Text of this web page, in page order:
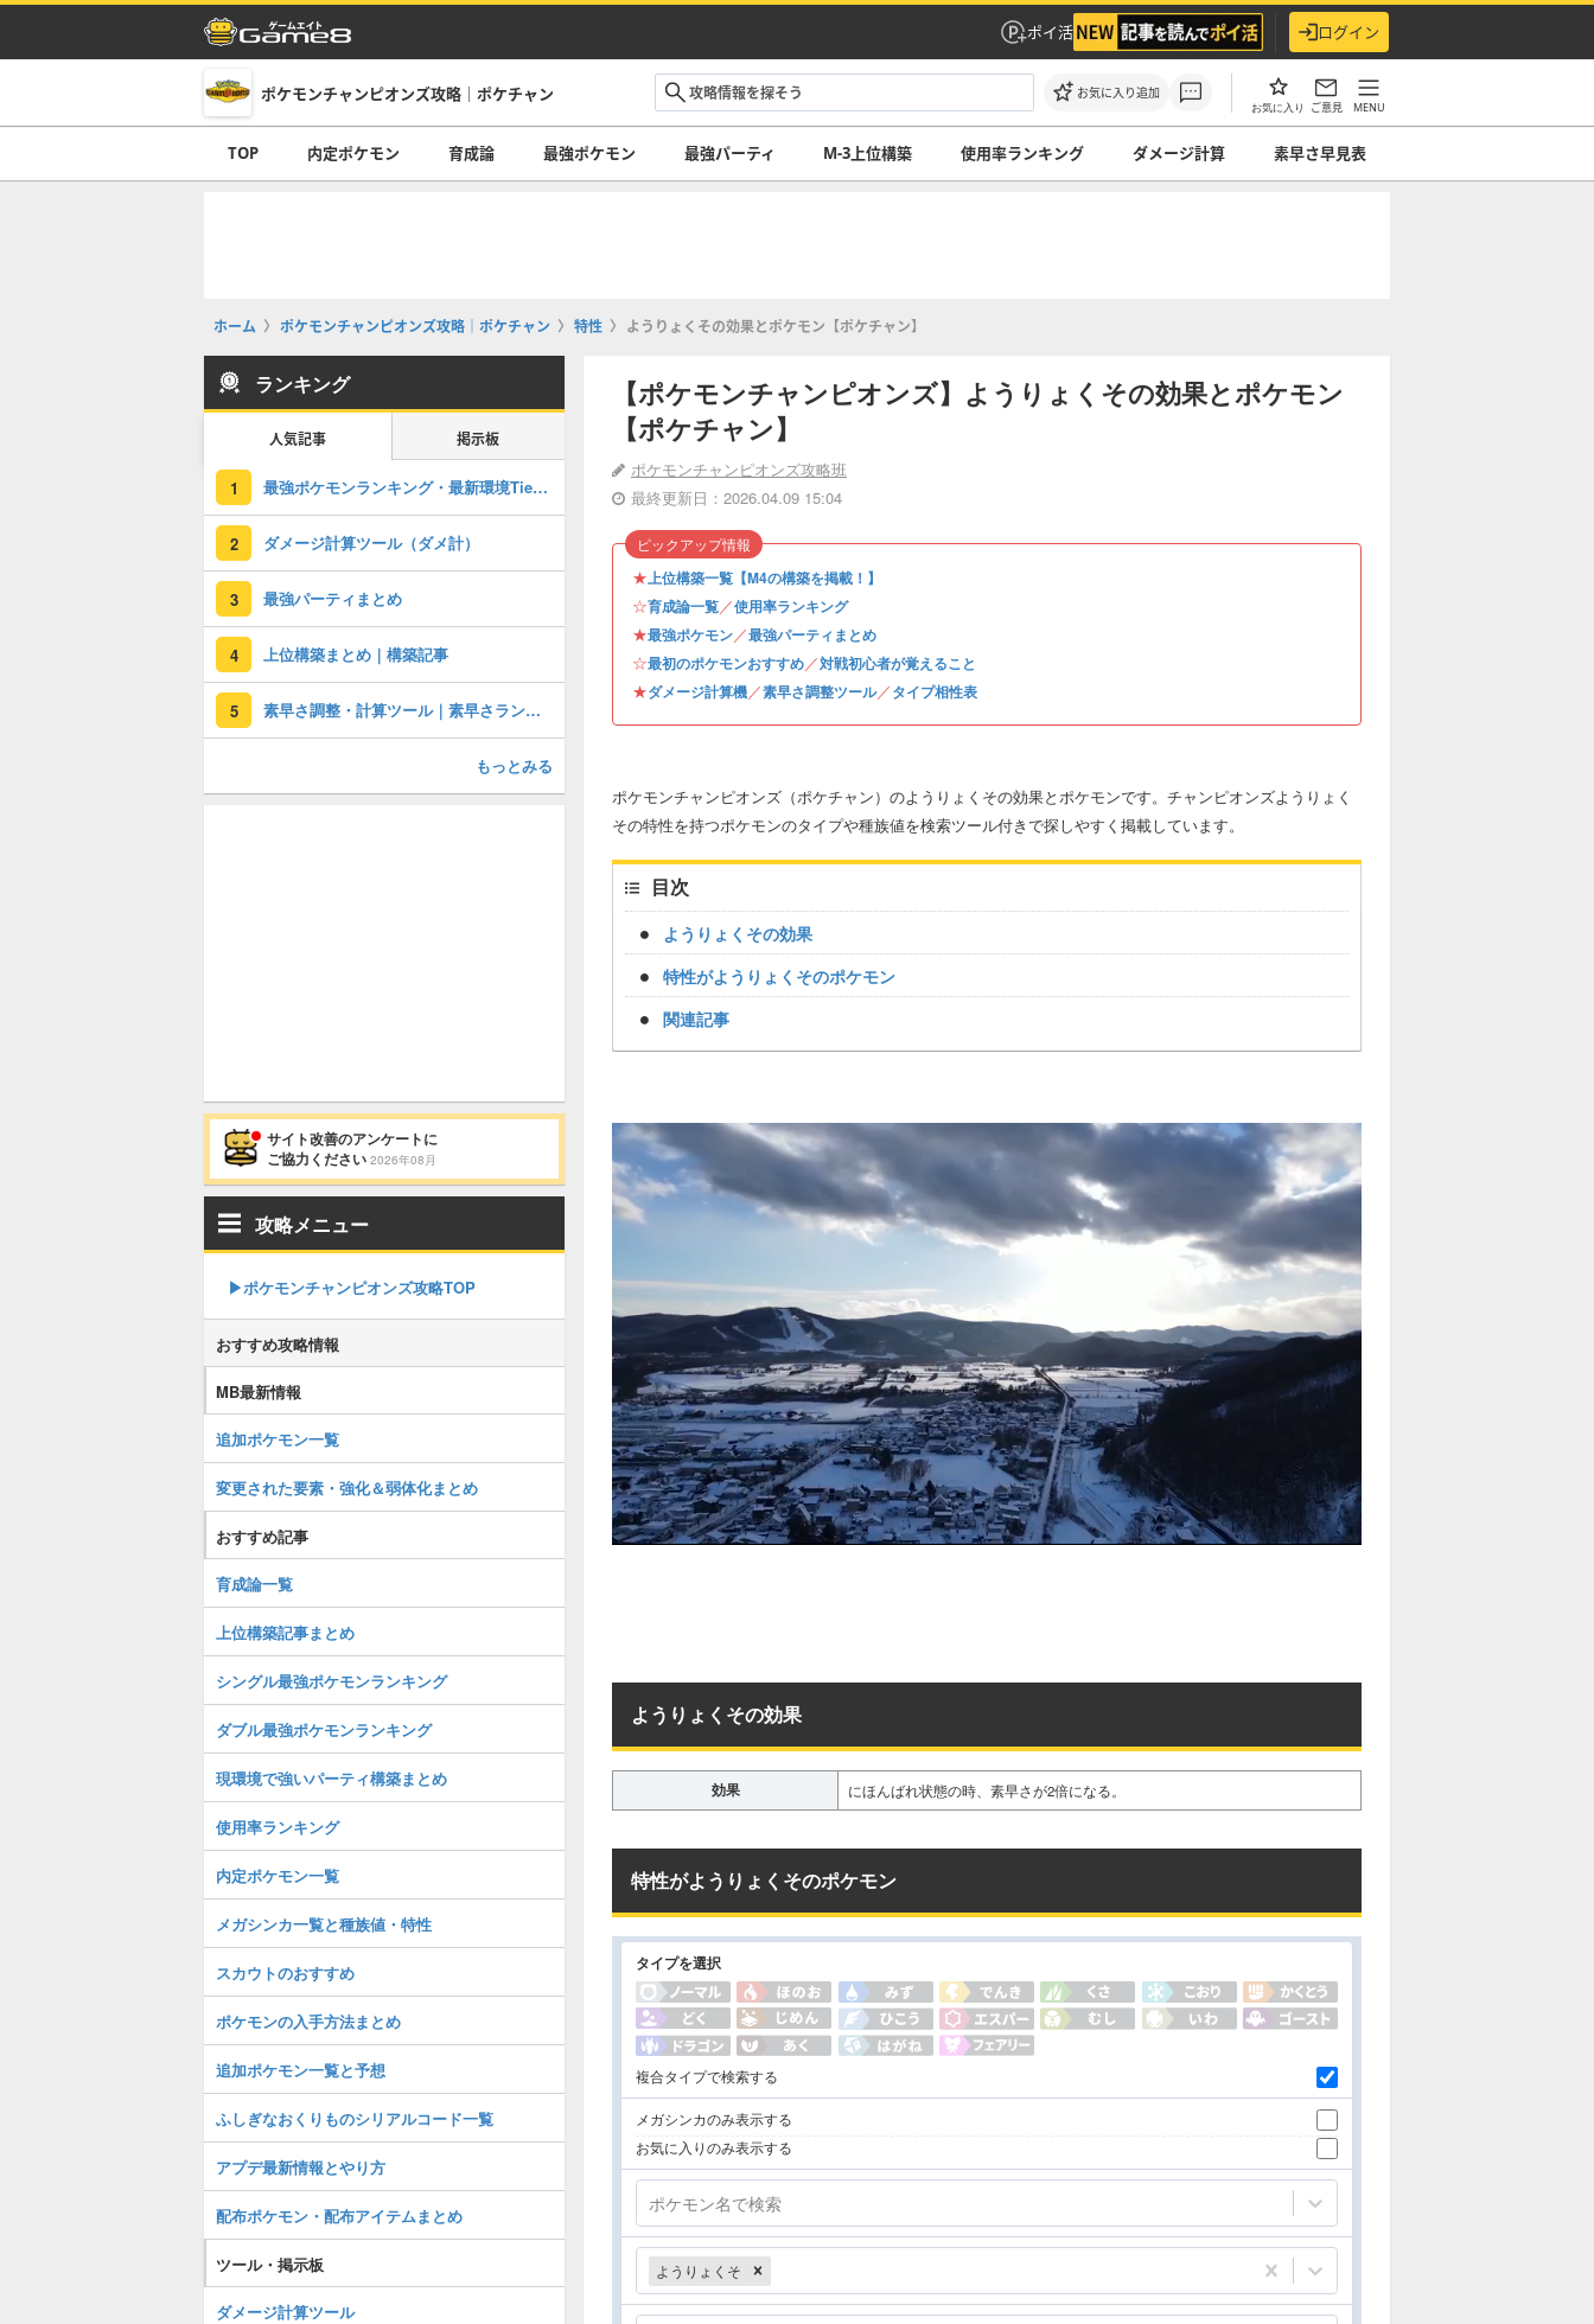
ポイ活 ログイン
ポケモンチャンピオンズ攻略｜ポケチャン お気に入り追加
お気に入り ご意見 MENU
TOP 内定ポケモン 育成論 最強ポケモン 最強パーティ M-3上位構築 使用率ランキング ダメージ計算 素早さ早見表
ホーム ポケモンチャンピオンズ攻略｜ポケチャン 特性 ようりょくその効果とポケモン【ポケチャン】
【ポケモンチャンピオンズ】ようりょくその効果とポケモン
【ポケチャン】
ポケモンチャンピオンズ攻略班
最終更新日：2026.04.09 15:04
★上位構築一覧【M4の構築を掲載！】
☆育成論一覧／使用率ランキング
★最強ポケモン／最強パーティまとめ
☆最初のポケモンおすすめ／対戦初心者が覚えること
★ダメージ計算機／素早さ調整ツール／タイプ相性表
ピックアップ情報
ポケモンチャンピオンズ（ポケチャン）のようりょくその効果とポケモンです。チャンピオンズようりょく
その特性を持つポケモンのタイプや種族値を検索ツール付きで探しやすく掲載しています。
目次
ようりょくその効果
特性がようりょくそのポケモン
関連記事
ようりょくその効果
効果 にほんばれ状態の時、素早さが2倍になる。
特性がようりょくそのポケモン
タイプを選択
複合タイプで検索する
メガシンカのみ表示する
お気に入りのみ表示する
ポケモン名で検索
ようりょくそ
ランキング
人気記事 掲示板
1 最強ポケモンランキング・最新環境Tier表
2 ダメージ計算ツール（ダメ計）
3 最強パーティまとめ
4 上位構築まとめ｜構築記事
5 素早さ調整・計算ツール｜素早さランキング
もっとみる
サイト改善のアンケートに
ご協力ください 2026年08月
攻略メニュー
▶︎ポケモンチャンピオンズ攻略TOP
おすすめ攻略情報
MB最新情報
追加ポケモン一覧
変更された要素・強化＆弱体化まとめ
おすすめ記事
育成論一覧
上位構築記事まとめ
シングル最強ポケモンランキング
ダブル最強ポケモンランキング
現環境で強いパーティ構築まとめ
使用率ランキング
内定ポケモン一覧
メガシンカ一覧と種族値・特性
スカウトのおすすめ
ポケモンの入手方法まとめ
追加ポケモン一覧と予想
ふしぎなおくりものシリアルコード一覧
アプデ最新情報とやり方
配布ポケモン・配布アイテムまとめ
ツール・掲示板
ダメージ計算ツール